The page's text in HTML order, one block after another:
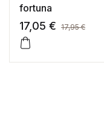
fortuna
17,05 € 17,95€